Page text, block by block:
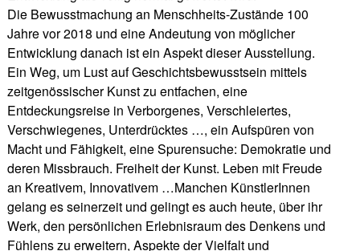
Die Bewusstmachung an Menschheits-Zustände 100
Jahre vor 2018 und eine Andeutung von möglicher
Entwicklung danach ist ein Aspekt dieser Ausstellung.
Ein Weg, um Lust auf Geschichtsbewusstsein mittels
zeitgenössischer Kunst zu entfachen, eine
Entdeckungsreise in Verborgenes, Verschleiertes,
Verschwiegenes, Unterdrücktes …, ein Aufspüren von
Macht und Fähigkeit, eine Spurensuche: Demokratie und
deren Missbrauch. Freiheit der Kunst. Leben mit Freude
an Kreativem, Innovativem …Manchen KünstlerInnen
gelang es seinerzeit und gelingt es auch heute, über ihr
Werk, den persönlichen Erlebnisraum des Denkens und
Fühlens zu erweitern, Aspekte der Vielfalt und